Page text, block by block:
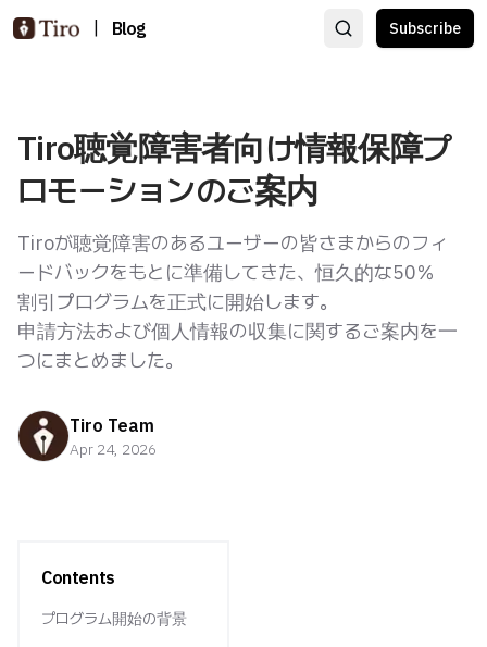
Blog Subscribe
Tiro聴覚障害者向け情報保障プ
ロモーションのご案内
Tiroが聴覚障害のあるユーザーの皆さまからのフィ
ードバックをもとに準備してきた、恒久的な50％
割引プログラムを正式に開始します。
申請方法および個人情報の収集に関するご案内を一
つにまとめました。
Tiro Team
Apr 24, 2026
Contents
プログラム開始の背景